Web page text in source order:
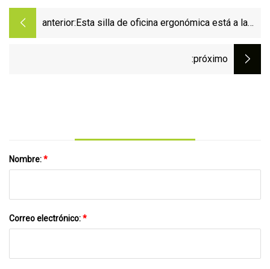
anterior: Esta silla de oficina ergonómica está a la
:próximo
Nombre:*
Correo electrónico:*